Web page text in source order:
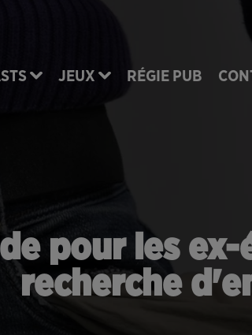
JEUX RÉGIE PUB
pour les
recherche